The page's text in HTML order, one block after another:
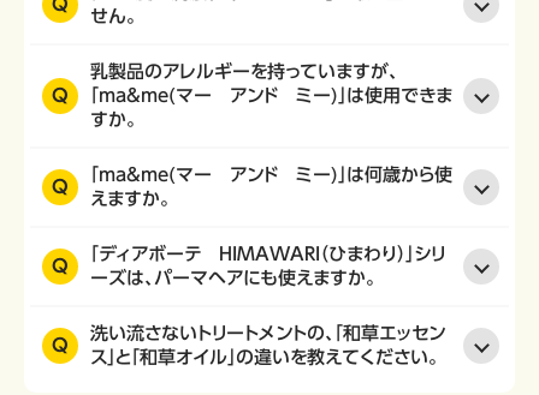
Q
せん。
Q
乳製品のアレルギーを持っていますが、
「ma&me(マー アンド ミー)」は使用できま
すか。
Q
「ma&me(マー アンド ミー)」は何歳から使
えますか。
Q
「ディアボーテ HIMAWARI（ひまわり）」シリ
ーズは、パーマヘアにも使えますか。
Q
洗い流さないトリートメントの、「和草エッセン
ス」と「和草オイル」の違いを教えてください。